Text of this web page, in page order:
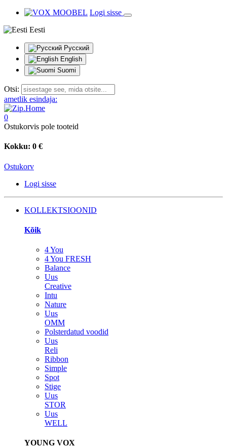
Logi sisse
Eesti
Русский
English
Suomi
Otsi:
ametlik esindaja:
0
Ostukorvis pole tooteid
Kokku: 0 €
Ostukorv
Logi sisse
KOLLEKTSIOONID
Kõik
4 You
4 You FRESH
Balance
Uus
Creative
Intu
Nature
Uus
OMM
Polsterdatud voodid
Uus
Reli
Ribbon
Simple
Spot
Stige
Uus
STOR
Uus
WELL
YOUNG VOX